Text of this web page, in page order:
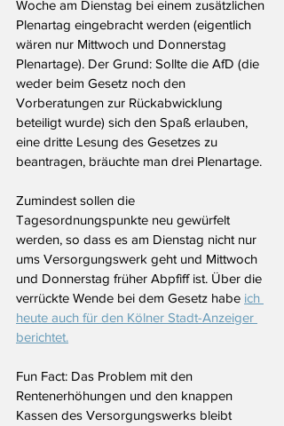
Woche am Dienstag bei einem zusätzlichen
Plenartag eingebracht werden (eigentlich
wären nur Mittwoch und Donnerstag
Plenartage). Der Grund: Sollte die AfD (die
weder beim Gesetz noch den
Vorberatungen zur Rückabwicklung
beteiligt wurde) sich den Spaß erlauben,
eine dritte Lesung des Gesetzes zu
beantragen, bräuchte man drei Plenartage.
Zumindest sollen die
Tagesordnungspunkte neu gewürfelt
werden, so dass es am Dienstag nicht nur
ums Versorgungswerk geht und Mittwoch
und Donnerstag früher Abpfiff ist. Über die
verrückte Wende bei dem Gesetz habe ich
heute auch für den Kölner Stadt-Anzeiger
berichtet.
Fun Fact: Das Problem mit den
Rentenerhöhungen und den knappen
Kassen des Versorgungswerks bleibt